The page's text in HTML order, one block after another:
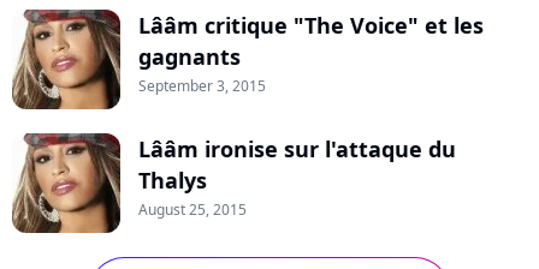
Lââm critique "The Voice" et les
gagnants
September 3, 2015
Lââm ironise sur l'attaque du
Thalys
August 25, 2015